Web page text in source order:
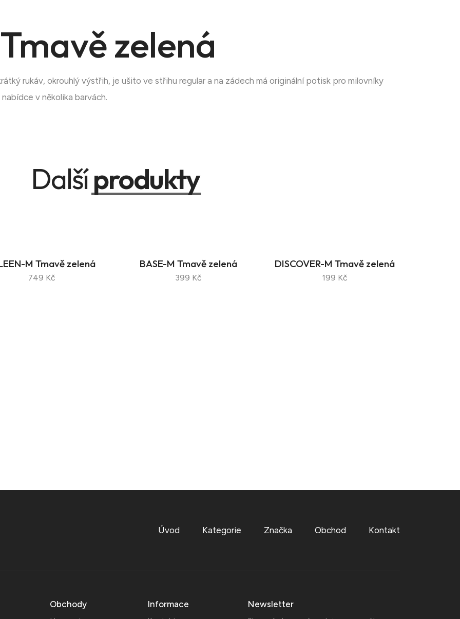
zelená
rukáv, okrouhlý výstřih, je ušito ve střihu regular a na zádech má originální potisk pro milovníky
v několika barvách.
Dalšíprodukty
M Tmavě zelená
749 Kč
BASE-M Tmavě zelená
399 Kč
DISCOVER-M Tmavě zelená
199 Kč
Úvod Kategorie Značka Obchod Kontakt
Obchody Informace Newsletter